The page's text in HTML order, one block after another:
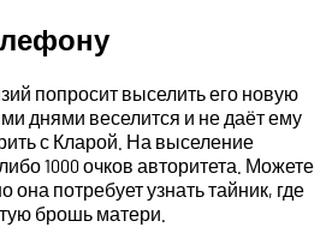
попросит выселить его новую
днями веселится и не даёт ему
с Кларой. На выселение
1000 очков авторитета. Можете
она потребует узнать тайник, где
брошь матери.